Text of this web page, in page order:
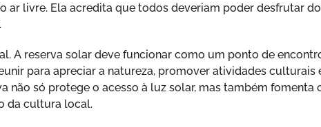
ar livre. Ela acredita que todos deveriam poder desfrutar do
A reserva solar deve funcionar como um ponto de
para apreciar a natureza, promover atividades culturais
não só protege o acesso à luz solar, mas também fomenta
da cultura local.